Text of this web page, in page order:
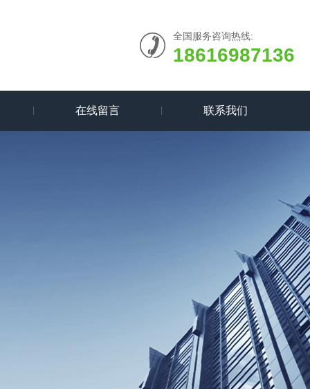
全国服务咨询热线:
18616987136
在线留言 联系我们